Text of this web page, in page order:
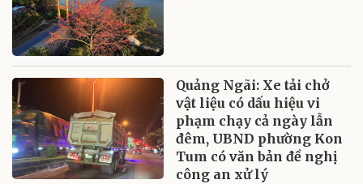
Quảng Ngãi: Xe tải chở
vật liệu có dấu hiệu vi
phạm chạy cả ngày lẫn
đêm, UBND phường Kon
Tum có văn bản đề nghị
công an xử lý